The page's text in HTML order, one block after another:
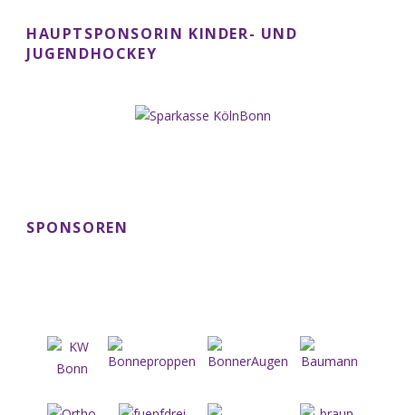
HAUPTSPONSORIN KINDER- UND
JUGENDHOCKEY
SPONSOREN